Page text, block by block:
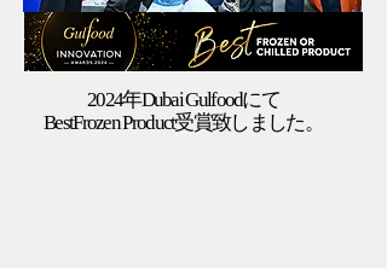
2024年Dubai Gulfoodにて
​BestFrozen Product受賞致しました。